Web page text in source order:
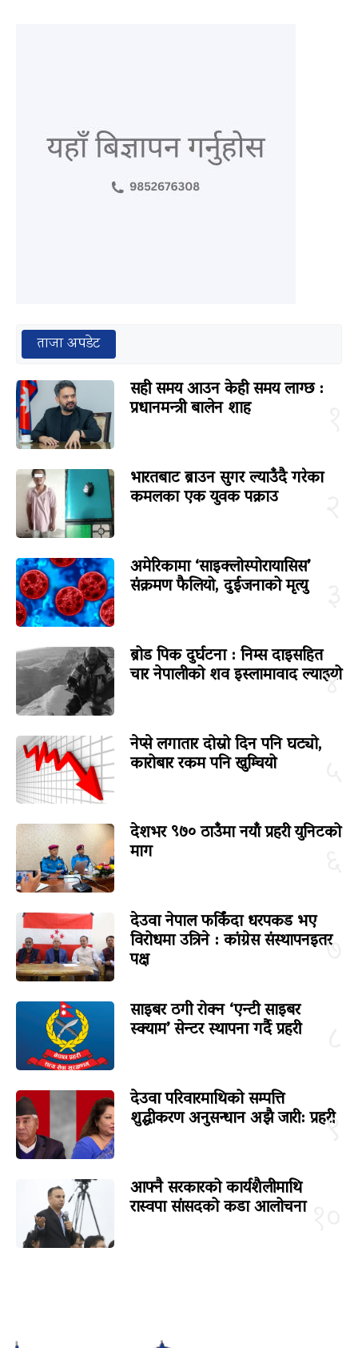
ताजा अपडेट
सही समय आउन केही समय लाग्छ :
प्रधानमन्त्री बालेन शाह
भारतबाट ब्राउन सुगर ल्याउँदै गरेका
कमलका एक युवक पक्राउ
अमेरिकामा ‘साइक्लोस्पोरायासिस’
संक्रमण फैलियो, दुईजनाको मृत्यु
४
ब्रोड पिक दुर्घटना : निम्स दाइसहित
चार नेपालीको शव इस्लामावाद ल्याइयो
नेप्से लगातार दोस्रो दिन पनि घट्यो,
कारोबार रकम पनि खुम्चियो
देशभर ९७० ठाउँमा नयाँ प्रहरी युनिटको
माग
७
देउवा नेपाल फर्किंदा धरपकड भए
विरोधमा उत्रिने : कांग्रेस संस्थापनइतर
पक्ष
साइबर ठगी रोक्न ‘एन्टी साइबर
स्क्याम’ सेन्टर स्थापना गर्दै प्रहरी
९
देउवा परिवारमाथिको सम्पत्ति
शुद्धीकरण अनुसन्धान अझै जारी: प्रहरी
आफ्नै सरकारको कार्यशैलीमाथि
रास्वपा सांसदको कडा आलोचना